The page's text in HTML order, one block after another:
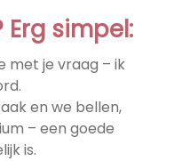
simpel:
met je vraag – ik
en we bellen,
– een goede
is.